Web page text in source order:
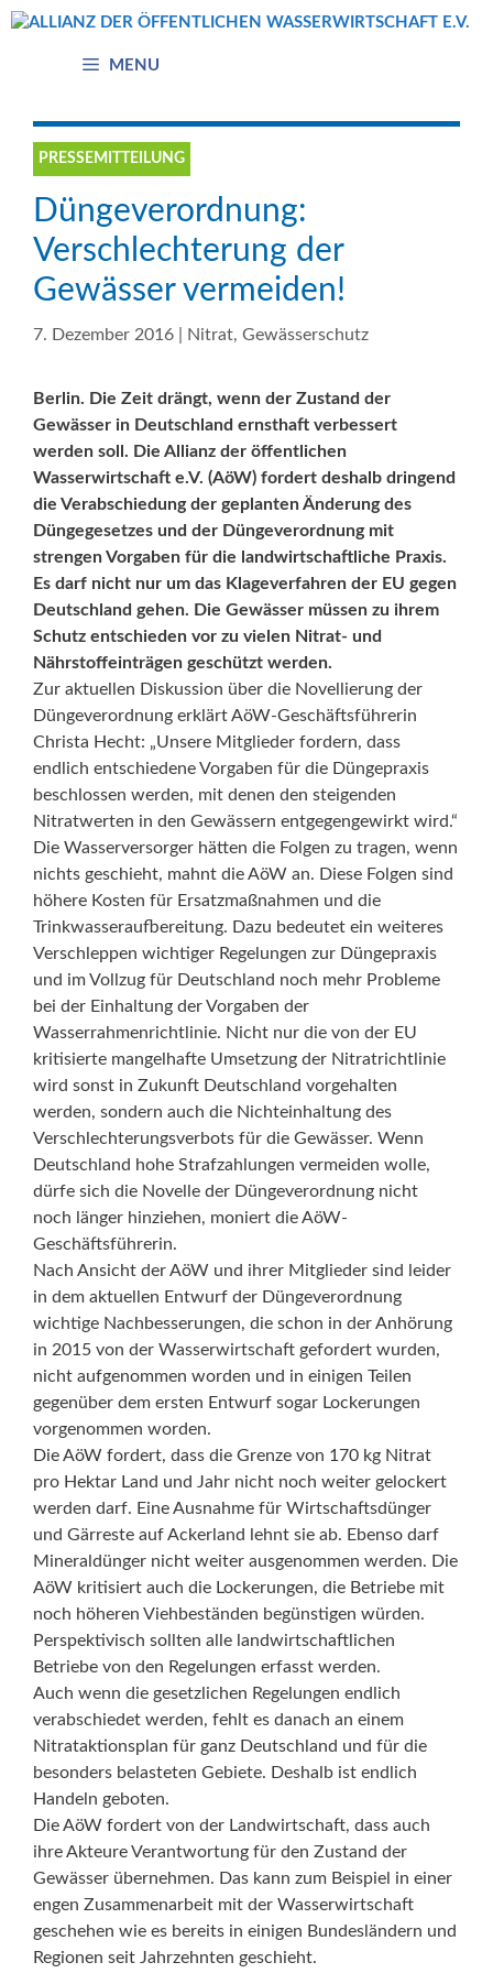
Zum
MENU
PRESSEMITTEILUNG
Düngeverordnung:
Verschlechterung der
Gewässer vermeiden!
7. Dezember 2016 Nitrat, Gewässerschutz
Berlin. Die Zeit drängt, wenn der Zustand der
Gewässer in Deutschland ernsthaft verbessert
werden soll. Die Allianz der öffentlichen
Wasserwirtschaft e.V. (AöW) fordert deshalb dringend
die Verabschiedung der geplanten Änderung des
Düngegesetzes und der Düngeverordnung mit
strengen Vorgaben für die landwirtschaftliche Praxis.
Es darf nicht nur um das Klageverfahren der EU gegen
Deutschland gehen. Die Gewässer müssen zu ihrem
Schutz entschieden vor zu vielen Nitrat- und
Nährstoffeinträgen geschützt werden.
Zur aktuellen Diskussion über die Novellierung der
Düngeverordnung erklärt AöW-Geschäftsführerin
Christa Hecht: „Unsere Mitglieder fordern, dass
endlich entschiedene Vorgaben für die Düngepraxis
beschlossen werden, mit denen den steigenden
Nitratwerten in den Gewässern entgegengewirkt wird.“
Die Wasserversorger hätten die Folgen zu tragen, wenn
nichts geschieht, mahnt die AöW an. Diese Folgen sind
höhere Kosten für Ersatzmaßnahmen und die
Trinkwasseraufbereitung. Dazu bedeutet ein weiteres
Verschleppen wichtiger Regelungen zur Düngepraxis
und im Vollzug für Deutschland noch mehr Probleme
bei der Einhaltung der Vorgaben der
Wasserrahmenrichtlinie. Nicht nur die von der EU
kritisierte mangelhafte Umsetzung der Nitratrichtlinie
wird sonst in Zukunft Deutschland vorgehalten
werden, sondern auch die Nichteinhaltung des
Verschlechterungsverbots für die Gewässer. Wenn
Deutschland hohe Strafzahlungen vermeiden wolle,
dürfe sich die Novelle der Düngeverordnung nicht
noch länger hinziehen, moniert die AöW-
Geschäftsführerin.
Nach Ansicht der AöW und ihrer Mitglieder sind leider
in dem aktuellen Entwurf der Düngeverordnung
wichtige Nachbesserungen, die schon in der Anhörung
in 2015 von der Wasserwirtschaft gefordert wurden,
nicht aufgenommen worden und in einigen Teilen
gegenüber dem ersten Entwurf sogar Lockerungen
vorgenommen worden.
Die AöW fordert, dass die Grenze von 170 kg Nitrat
pro Hektar Land und Jahr nicht noch weiter gelockert
werden darf. Eine Ausnahme für Wirtschaftsdünger
und Gärreste auf Ackerland lehnt sie ab. Ebenso darf
Mineraldünger nicht weiter ausgenommen werden. Die
AöW kritisiert auch die Lockerungen, die Betriebe mit
noch höheren Viehbeständen begünstigen würden.
Perspektivisch sollten alle landwirtschaftlichen
Betriebe von den Regelungen erfasst werden.
Auch wenn die gesetzlichen Regelungen endlich
verabschiedet werden, fehlt es danach an einem
Nitrataktionsplan für ganz Deutschland und für die
besonders belasteten Gebiete. Deshalb ist endlich
Handeln geboten.
Die AöW fordert von der Landwirtschaft, dass auch
ihre Akteure Verantwortung für den Zustand der
Gewässer übernehmen. Das kann zum Beispiel in einer
engen Zusammenarbeit mit der Wasserwirtschaft
geschehen wie es bereits in einigen Bundesländern und
Regionen seit Jahrzehnten geschieht.